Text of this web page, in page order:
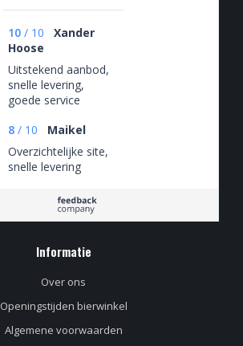
10 / 10
Xander
Hoose
Uitstekend aanbod,
snelle levering,
goede service
8 / 10
Maikel
Overzichtelijke site,
snelle levering
Informatie
Over ons
Openingstijden bierwinkel
Algemene voorwaarden